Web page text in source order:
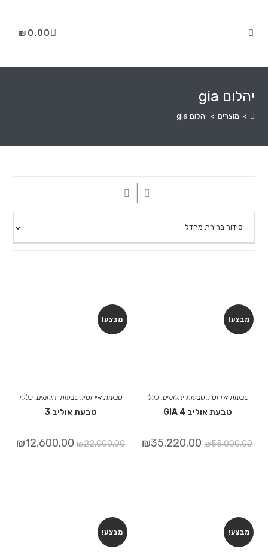
₪ 0.00
יהלום gia
> מוצרים > יהלום gia
מבצע!
טבעות אירוסין,טבעות יהלומים,כללי
טבעת אוליב 3
₪22,000.00
₪12,600.00
מבצע!
טבעות אירוסין,טבעות יהלומים, כללי
טבעת אוליב 4 GIA
₪55,000.00
₪35,220.00
מבצע! מבצע!